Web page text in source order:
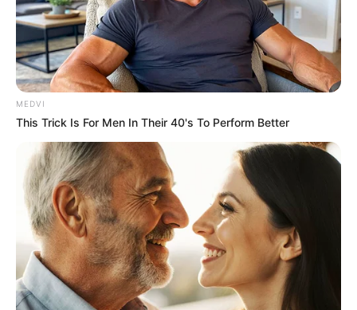
your best every day
CTA FAVORITE
It's The End Of The Road: The Worst TV Series
Finales Of All Time
BRAINBERRIES
MEDVI
This Trick Is For Men In Their 40's To Perform Better